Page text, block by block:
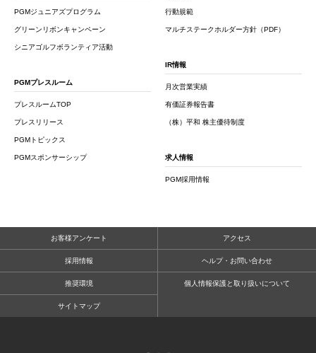
行動規範
マルチステークホルダー方針（PDF）
PGMジュニアズプログラム
グリーンリボンキャンペーン
シニアゴルフボランティア活動
IR情報
月次営業実績
有価証券報告書
（株）平和 株主優待制度
PGMプレスルーム
プレスルームTOP
プレスリリース
PGMトピックス
PGMスポンサーシップ 求人情報
PGM採用情報
お客様アンケート アクセス
採用情報 ヘルプ・お問い合わせ
推奨環境 個人情報保護と取り扱いについて
サイトマップ